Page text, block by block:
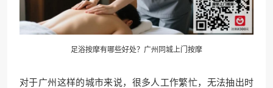
足浴按摩有哪些好处？ 广州同城上门按摩
对于广州这样的城市来说，很多人工作繁忙，无法抽出时